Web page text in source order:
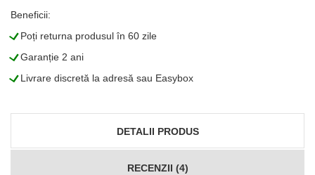
Beneficii:
LPoți returna produsul în 60 zile
LGaranție 2 ani
LLivrare discretă la adresă sau Easybox
DETALII PRODUS
RECENZII (4)